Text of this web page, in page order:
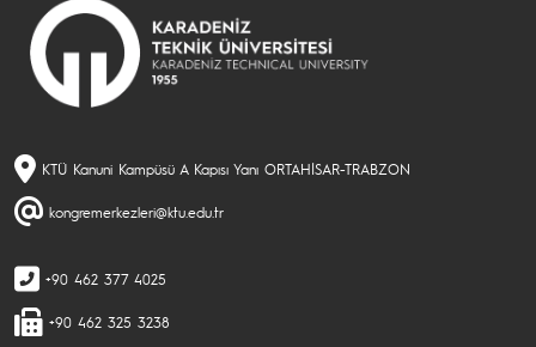
KTÜ Kanuni Kampüsü A Kapısı Yanı ORTAHİSAR-TRABZON
kongremerkezleri@ktu.edu.tr
+90 462 377 4025
+90 462 325 3238